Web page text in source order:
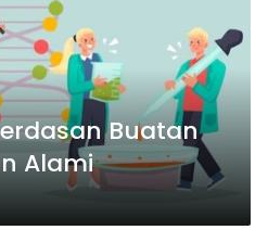
Buatan
Alami